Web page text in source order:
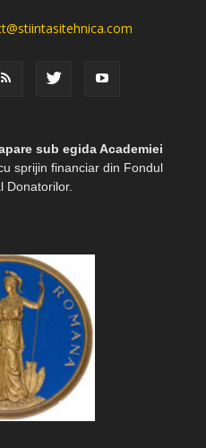
sub egida Academiei
sprijin financiar din Fondul
Donatorilor.